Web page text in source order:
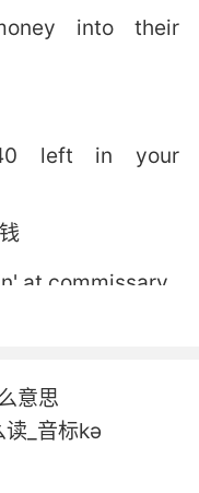
into their
left in your
at commissary.
in the
意思
_音标kə